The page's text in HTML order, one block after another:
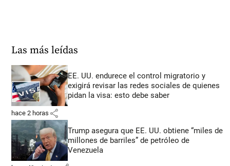
Las más leídas
EE. UU. endurece el control migratorio y
exigirá revisar las redes sociales de quienes
pidan la visa: esto debe saber
hace 2 horas share
Trump asegura que EE. UU. obtiene “miles de
millones de barriles” de petróleo de
Venezuela